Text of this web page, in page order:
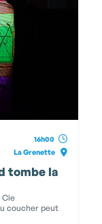
16h00
La Grenette
tombe la
Cie
coucher peut